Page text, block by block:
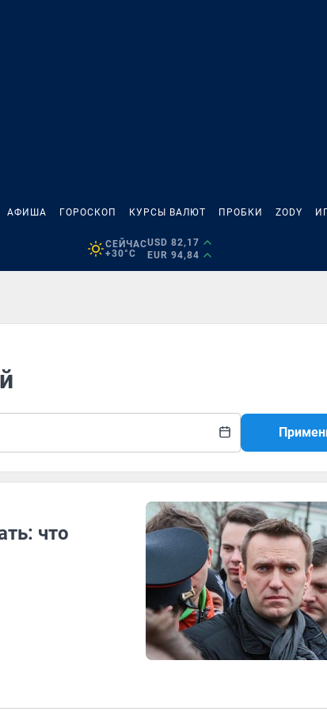
АФИША ГОРОСКОП КУРСЫ ВАЛЮТ ПРОБКИ ZODY
СЕЙЧАС
+30°C
USD 82,17
EUR 94,84
что